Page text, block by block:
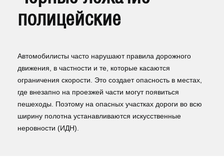
полицейские
Автомобилисты часто нарушают правила дорожного
движения, в частности и те, которые касаются
ограничения скорости. Это создает опасность в местах,
где внезапно на проезжей части могут появиться
пешеходы. Поэтому на опасных участках дороги во всю
ширину полотна устанавливаются искусственные
неровности (ИДН).